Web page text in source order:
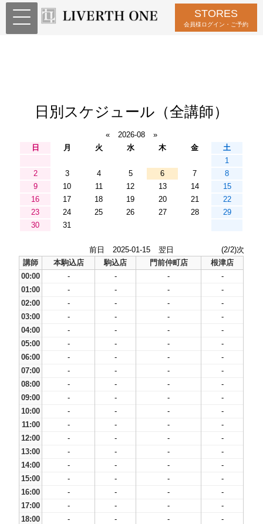
STORES
会員様ログイン・ご予約
日別スケジュール（全講師）
« 2026-08
»
日
月 火 水 木 金
土
1
2
3 4 5 6 7
8
9
10 11 12 13 14
15
16
17 18 19 20 21
22
23
24 25 26 27 28
29
30
31
前日 2025-01-15 翌日
(2/2)次
講師
本駒込店 駒込店 門前仲町店
根津店
00:00
- - -
-
01:00
- - -
-
02:00
- - -
-
03:00
- - -
-
04:00
- - -
-
05:00
- - -
-
06:00
- - -
-
07:00
- - -
-
08:00
- - -
-
09:00
- - -
-
10:00
- - -
-
11:00
- - -
-
12:00
- - -
-
13:00
- - -
-
14:00
- - -
-
15:00
- - -
-
16:00
- - -
-
17:00
- - -
-
18:00
- - -
-